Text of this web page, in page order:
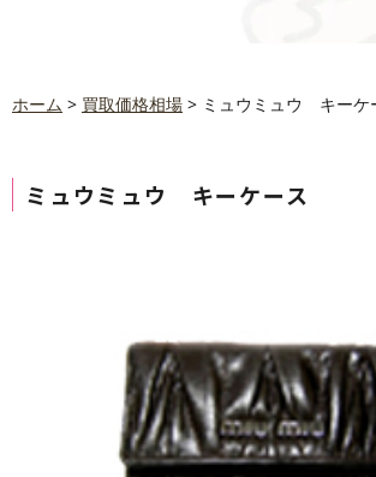
ホーム > 買取価格相場 > ミュウミュウ キーケ
ミュウミュウ キーケース